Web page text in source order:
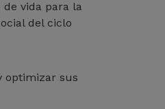
vida para la
del ciclo
optimizar sus